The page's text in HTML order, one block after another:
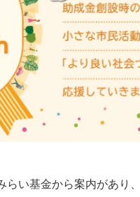
い基金から案内があり